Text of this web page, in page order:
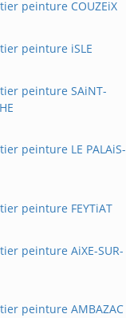
peinture COUZEiX
peinture iSLE
peinture SAiNT-
peinture LE PALAiS-
peinture FEYTiAT
peinture AiXE-SUR-
peinture AMBAZAC